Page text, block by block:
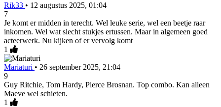
Rik33 • 12 augustus 2025, 01:04
7
Je komt er midden in terecht. Wel leuke serie, wel een beetje raar
inkomen. Wel wat slecht stukjes ertussen. Maar in algemeen goed
acteerwerk. Nu kijken of er vervolg komt
1
Mariaturi • 26 september 2025, 21:04
9
Guy Ritchie, Tom Hardy, Pierce Brosnan. Top combo. Kan alleen
Maeve wel schieten.
1